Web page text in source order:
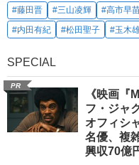
#藤田晋 #三山凌輝 #高市早
#内田有紀
#松田聖子 #玉木
SPECIAL
PR
《映画『
フ・ジャ
オフィシ
名優、複
興収70億